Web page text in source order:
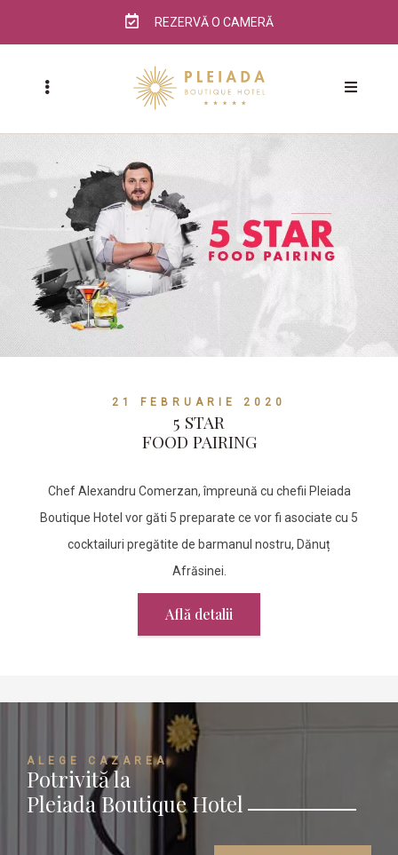
REZERVĂ O CAMERĂ
21 FEBRUARIE 2020
5 STAR
FOOD PAIRING
Chef Alexandru Comerzan, împreună cu chefii Pleiada
Boutique Hotel vor găti 5 preparate ce vor fi asociate cu 5
cocktailuri pregătite de barmanul nostru, Dănuț
Afrăsinei.
Află detalii
ALEGE CAZAREA
Potrivită la
Pleiada Boutique Hotel